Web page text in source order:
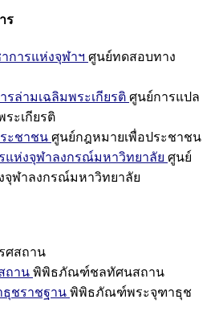
ร
การแห่งจุฬาฯ ศูนย์ทดสอบทาง
ล่ามเฉลิมพระเกียรติ ศูนย์การแปล
ะเกียรติ
ะชาชน ศูนย์กฎหมายเพื่อประชาชน
แห่งจุฬาลงกรณ์มหาวิทยาลัย ศูนย์
จุฬาลงกรณ์มหาวิทยาลัย
ศสถาน
ถาน พิพิธภัณฑ์ชลทัศนสถาน
ชราชฐาน พิพิธภัณฑ์พระจุฑาธุช